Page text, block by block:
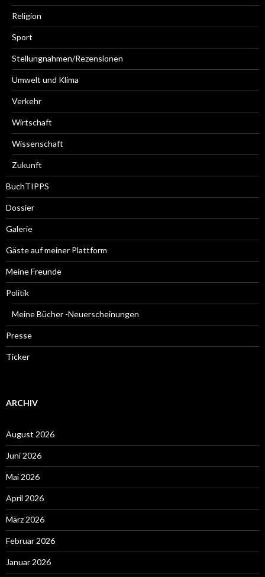
Religion
Sport
Stellungnahmen/Rezensionen
Umwelt und Klima
Verkehr
Wirtschaft
Wissenschaft
Zukunft
BuchTIPPS
Dossier
Galerie
Gäste auf meiner Plattform
Meine Freunde
Politik
Meine Bücher -Neuerscheinungen
Presse
Ticker
ARCHIV
August 2026
Juni 2026
Mai 2026
April 2026
März 2026
Februar 2026
Januar 2026